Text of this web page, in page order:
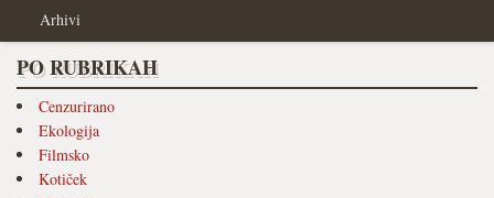
Arhivi
PO RUBRIKAH
Cenzurirano
Ekologija
Filmsko
Kotiček